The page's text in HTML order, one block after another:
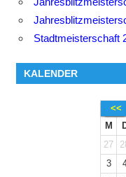
Stadtmeisterschaft
KALENDER
<<
M
27
3